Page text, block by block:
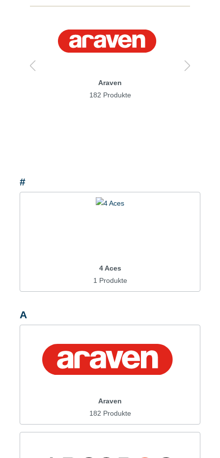
Araven
182 Produkte
#
4 Aces
1 Produkte
A
Araven
182 Produkte